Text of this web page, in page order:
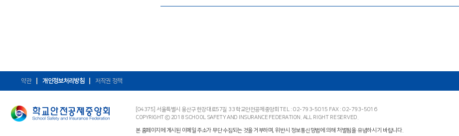
약관 개인정보처리방침 저작권 정책
[04375] 서울특별시 용산구 한강대로57길 33 학교안전공제중앙회TEL : 02-793-5015 FAX : 02-793-5016
COPYRIGHT ⓒ 2018 SCHOOL SAFETY AND INSURANCE FEDERATION. ALL RIGHT RESERVED.
본 홈페이지에 게시된 이메일 주소가 무단 수집되는 것을 거부하며,위반시 정보통신망법에 의해 처벌됨을 유념하시기 바랍니다.